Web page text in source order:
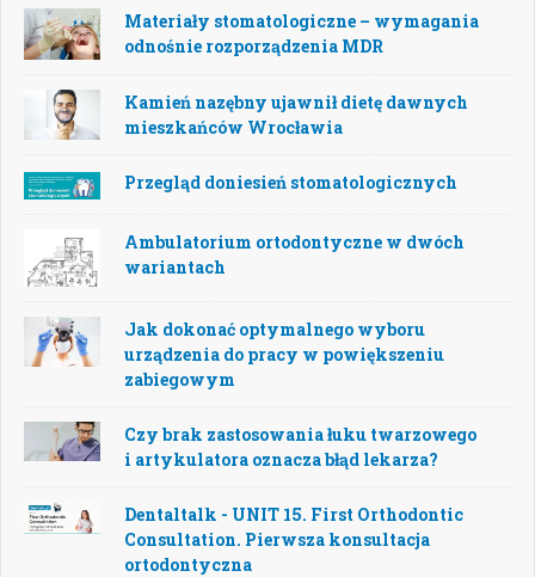
Materiały stomatologiczne – wymagania
odnośnie rozporządzenia MDR
Kamień nazębny ujawnił dietę dawnych
mieszkańców Wrocławia
Przegląd doniesień stomatologicznych
Ambulatorium ortodontyczne w dwóch
wariantach
Jak dokonać optymalnego wyboru
urządzenia do pracy w powiększeniu
zabiegowym
Czy brak zastosowania łuku twarzowego
i artykulatora oznacza błąd lekarza?
Dentaltalk - UNIT 15. First Orthodontic
Consultation. Pierwsza konsultacja
ortodontyczna